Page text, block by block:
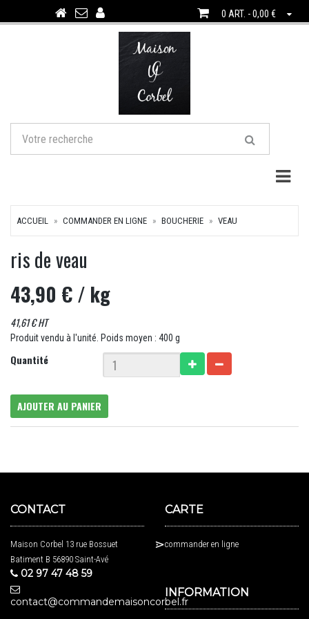
0 ART. - 0,00 €
ACCUEIL COMMANDER EN LIGNE BOUCHERIE VEAU
ris de veau
43,90 €/ kg
41,61 € HT
Produit vendu à l'unité. Poids moyen : 400 g
Quantité
AJOUTER AU PANIER
CONTACT
Maison Corbel 13 rue Bossuet
Batiment B 56890 Saint-Avé
02 97 47 48 59
contact@commandemaisoncorbel.fr
CARTE
commander en ligne
INFORMATION